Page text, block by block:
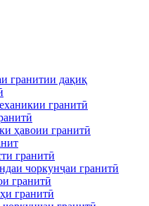
гранитии дақиқ
гранитӣ
ҳавоии гранитӣ
гранитӣ
чоркунҷаи гранитӣ
гранитӣ
гранитӣ